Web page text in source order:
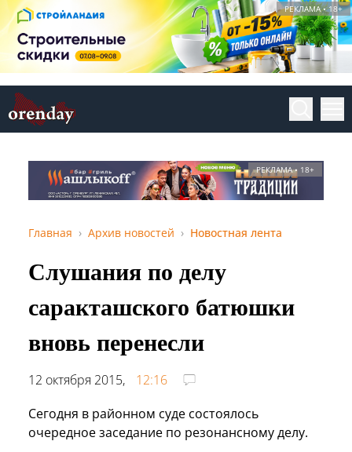
РЕКЛАМА • 18+
РЕКЛАМА • 18+
Главная Архив новостей Новостная лента
Слушания по делу
саракташского батюшки
вновь перенесли
12 октября 2015,
12:16
Сегодня в районном суде состоялось
очередное заседание по резонансному делу.